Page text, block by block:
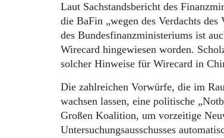
Laut Sachstandsbericht des
die BaFin „wegen des Verdachts
des Bundesfinanzministeriums ist
Wirecard hingewiesen worden.
solcher Hinweise für Wirecard in
Die zahlreichen Vorwürfe, die im
wachsen lassen, eine politische
Großen Koalition, um vorzeitige
Untersuchungsausschusses